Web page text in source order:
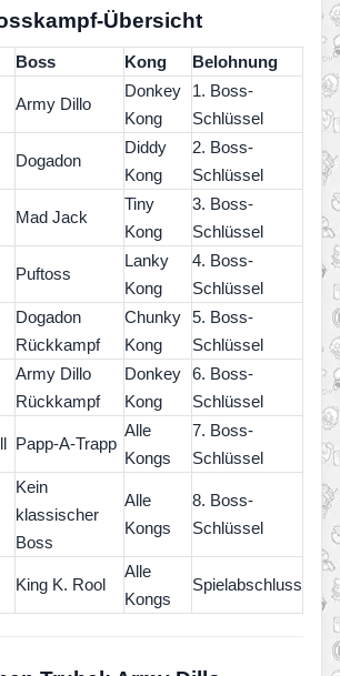
Übersicht
Boss Kong Belohnung
Army Dillo
Donkey
Kong
1. Boss-
Schlüssel
Dogadon
Diddy
Kong
2. Boss-
Schlüssel
Mad Jack
Tiny
Kong
3. Boss-
Schlüssel
Puftoss
Lanky
Kong
4. Boss-
Schlüssel
Dogadon
Rückkampf
Chunky
Kong
5. Boss-
Schlüssel
Army Dillo
Rückkampf
Donkey
Kong
6. Boss-
Schlüssel
Papp-A-Trapp
Alle
Kongs
7. Boss-
Schlüssel
Kein
klassischer
Boss
Alle
Kongs
8. Boss-
Schlüssel
King K. Rool
Alle
Kongs
Spielabschluss